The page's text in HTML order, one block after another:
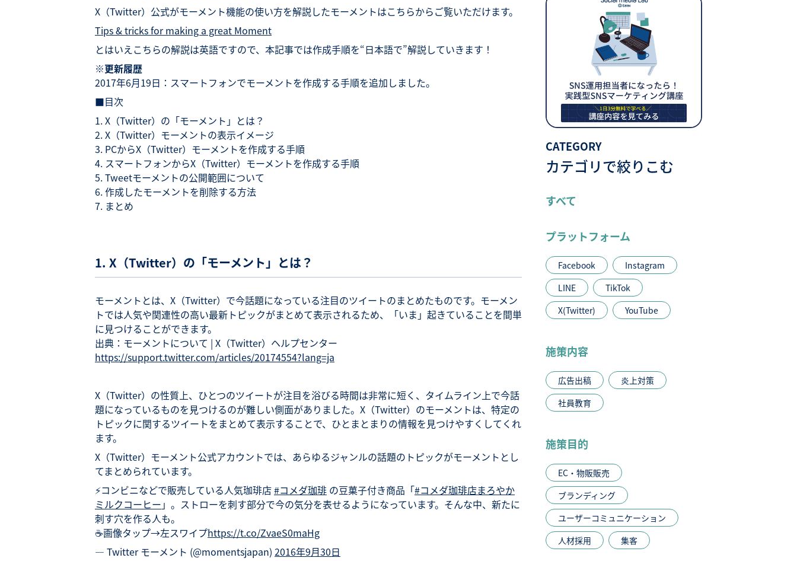
X（Twitter）公式がモーメント機能の使い方を解説したモーメントはこちらからご覧いただけます。
Tips & tricks for making a great Moment
とはいえこちらの解説は英語ですので、本記事では作成手順を“日本語で”解説していきます！
※更新履歴
2017年6月19日：スマートフォンでモーメントを作成する手順を追加しました。
■目次
X（Twitter）の「モーメント」とは？
X（Twitter）モーメントの表示イメージ
PCからX（Twitter）モーメントを作成する手順
スマートフォンからX（Twitter）モーメントを作成する手順
Tweetモーメントの公開範囲について
作成したモーメントを削除する方法
まとめ
1. X（Twitter）の「モーメント」とは？
モーメントとは、X（Twitter）で今話題になっている注目のツイートのまとめたものです。モーメン
トでは人気や関連性の高い最新トピックがまとめて表示されるため、「いま」起きていることを間単
に見つけることができます。
出典：モーメントについて | X（Twitter）ヘルプセンター
https://support.twitter.com/articles/20174554?lang=ja
X（Twitter）の性質上、ひとつのツイートが注目を浴びる時間は非常に短く、タイムライン上で今話
題になっているものを見つけるのが難しい側面がありました。X（Twitter）のモーメントは、特定の
トピックに関するツイートをまとめて表示することで、ひとまとまりの情報を見つけやすくしてくれ
ます。
X（Twitter）モーメント公式アカウントでは、あらゆるジャンルの話題のトピックがモーメントとし
てまとめられています。
⚡️コンビニなどで販売している人気珈琲店#コメダ珈琲 の豆菓子付き商品「#コメダ珈琲店まろやか
ミルクコーヒー 」。ストローを刺す部分で今の気分を表せるようになっています。そんな中、新たに
刺す穴を作る人も。
☕️画像タップ→左スワイプhttps://t.co/ZvaeS0maHg
— Twitter モーメント (@momentsjapan) 2016年9月30日
CATEGORY
カテゴリで絞りこむ
すべて
プラットフォーム
Facebook
Instagram
LINE
TikTok
X(Twitter)
YouTube
施策内容
広告出稿
炎上対策
社員教育
施策目的
EC・物販販売
ブランディング
ユーザーコミュニケーション
人材採用
集客